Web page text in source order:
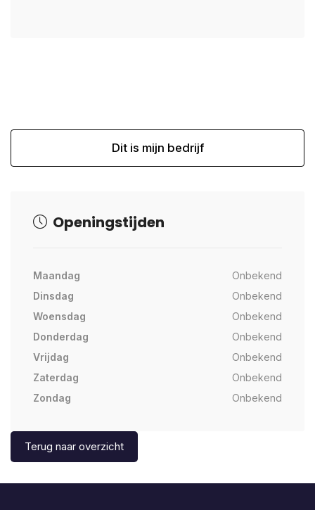
Dit is mijn bedrijf
Openingstijden
Maandag
Onbekend
Dinsdag
Onbekend
Woensdag
Onbekend
Donderdag
Onbekend
Vrijdag
Onbekend
Zaterdag
Onbekend
Zondag
Onbekend
Terug naar overzicht